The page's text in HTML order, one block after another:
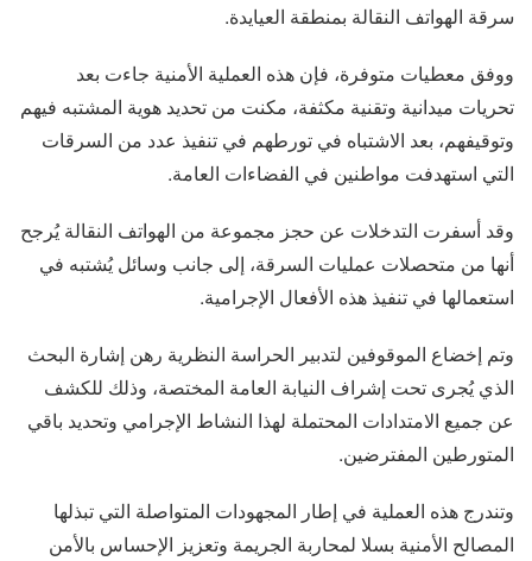
سرقة الهواتف النقالة بمنطقة العيايدة.
ووفق معطيات متوفرة، فإن هذه العملية الأمنية جاءت بعد
تحريات ميدانية وتقنية مكثفة، مكنت من تحديد هوية المشتبه فيهم
وتوقيفهم، بعد الاشتباه في تورطهم في تنفيذ عدد من السرقات
التي استهدفت مواطنين في الفضاءات العامة.
وقد أسفرت التدخلات عن حجز مجموعة من الهواتف النقالة يُرجح
أنها من متحصلات عمليات السرقة، إلى جانب وسائل يُشتبه في
استعمالها في تنفيذ هذه الأفعال الإجرامية.
وتم إخضاع الموقوفين لتدبير الحراسة النظرية رهن إشارة البحث
الذي يُجرى تحت إشراف النيابة العامة المختصة، وذلك للكشف
عن جميع الامتدادات المحتملة لهذا النشاط الإجرامي وتحديد باقي
المتورطين المفترضين.
وتندرج هذه العملية في إطار المجهودات المتواصلة التي تبذلها
المصالح الأمنية بسلا لمحاربة الجريمة وتعزيز الإحساس بالأمن